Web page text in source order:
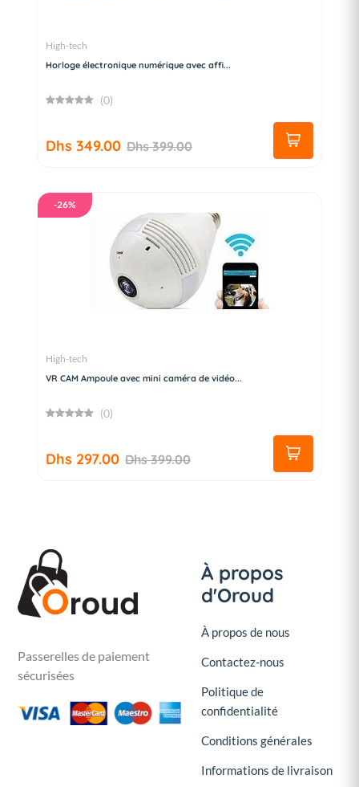
High-tech
Horloge électronique numérique avec affi...
(0)
Dhs 349.00 Dhs 399.00
-26%
High-tech
VR CAM Ampoule avec mini caméra de vidéo...
(0)
Dhs 297.00 Dhs 399.00
Passerelles de paiement
sécurisées
À propos
d'Oroud
À propos de nous
Contactez-nous
Politique de
confidentialité
Conditions générales
Informations de livraison